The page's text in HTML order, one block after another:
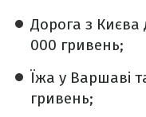
Дорога з
000 гривень;
Їжа у Варшаві
гривень;